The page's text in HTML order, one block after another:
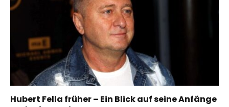
Hubert Fella früher – Ein Blick auf seine Anfänge